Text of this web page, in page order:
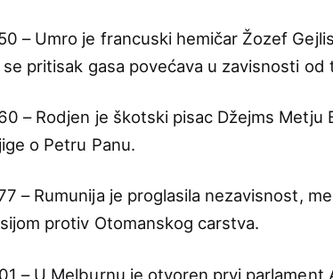
– Umro je francuski hemičar Žozef
se pritisak gasa povećava u zavisnosti od
– Rodjen je škotski pisac Džejms
o Petru Panu.
– Rumunija je proglasila nezavisnost,
protiv Otomanskog carstva.
– U Melburnu je otvoren prvi parlament